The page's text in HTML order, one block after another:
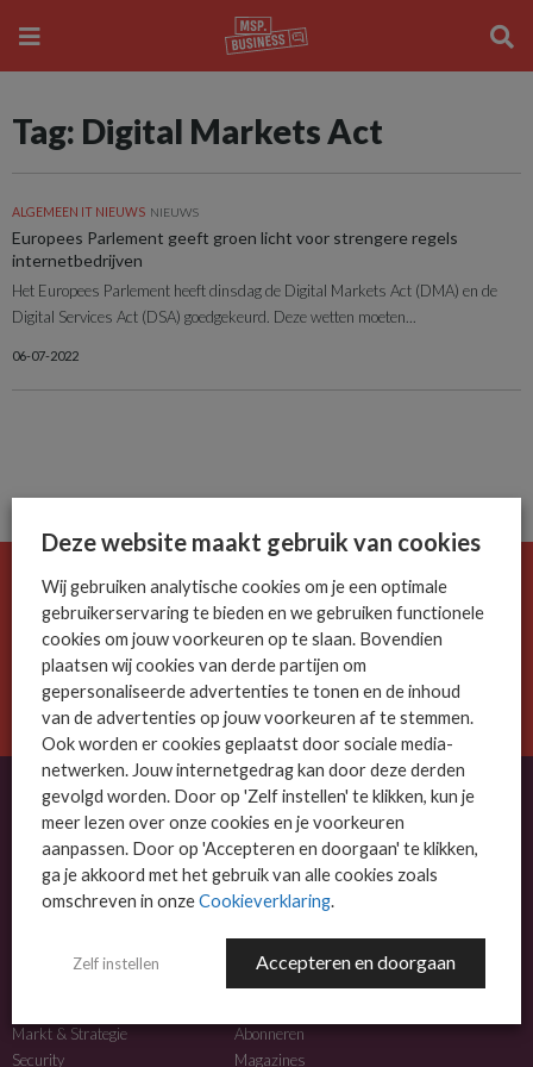
Tag: Digital Markets Act
ALGEMEEN IT NIEUWS NIEUWS
Europees Parlement geeft groen licht voor strengere regels
internetbedrijven
Het Europees Parlement heeft dinsdag de Digital Markets Act (DMA) en de
Digital Services Act (DSA) goedgekeurd. Deze wetten moeten...
06-07-2022
De ICT-wereld is snel. Mis niets.
Meld je nu aan voor de MSP Business nieuwsbrief.
AANMELDEN
OVER MSP BUSINESS
MSP Business is het kennisplatform voor IT-dienstverleners met MKB-focus.
NIEUWS
Markt & Strategie
Security
MEER INFO
Abonneren
Magazines
Deze website maakt gebruik van cookies
Wij gebruiken analytische cookies om je een optimale
gebruikerservaring te bieden en we gebruiken functionele
cookies om jouw voorkeuren op te slaan. Bovendien
plaatsen wij cookies van derde partijen om
gepersonaliseerde advertenties te tonen en de inhoud
van de advertenties op jouw voorkeuren af te stemmen.
Ook worden er cookies geplaatst door sociale media-
netwerken. Jouw internetgedrag kan door deze derden
gevolgd worden. Door op 'Zelf instellen' te klikken, kun je
meer lezen over onze cookies en je voorkeuren
aanpassen. Door op 'Accepteren en doorgaan' te klikken,
ga je akkoord met het gebruik van alle cookies zoals
omschreven in onzeCookieverklaring.
Zelf instellen Accepteren en doorgaan